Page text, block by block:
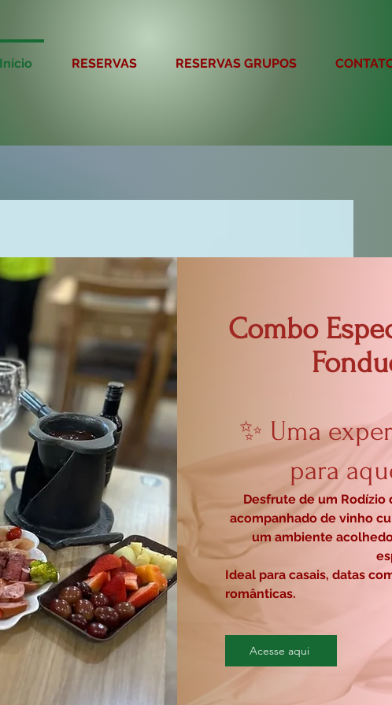
Início RESERVAS RESERVAS GRUPOS
Combo
✨ Uma
para
Desfrute de um Rodízio
acompanhado de vinho
um ambiente
Ideal para casais, datas
românticas.
Acesse aqui